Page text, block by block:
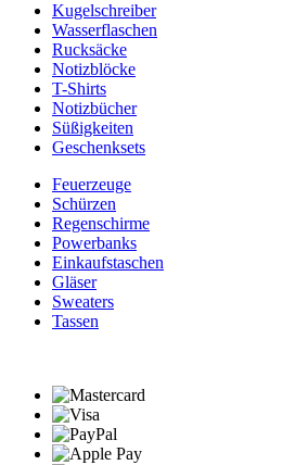
Kugelschreiber
Wasserflaschen
Rucksäcke
Notizblöcke
T-Shirts
Notizbücher
Süßigkeiten
Geschenksets
Feuerzeuge
Schürzen
Regenschirme
Powerbanks
Einkaufstaschen
Gläser
Sweaters
Tassen